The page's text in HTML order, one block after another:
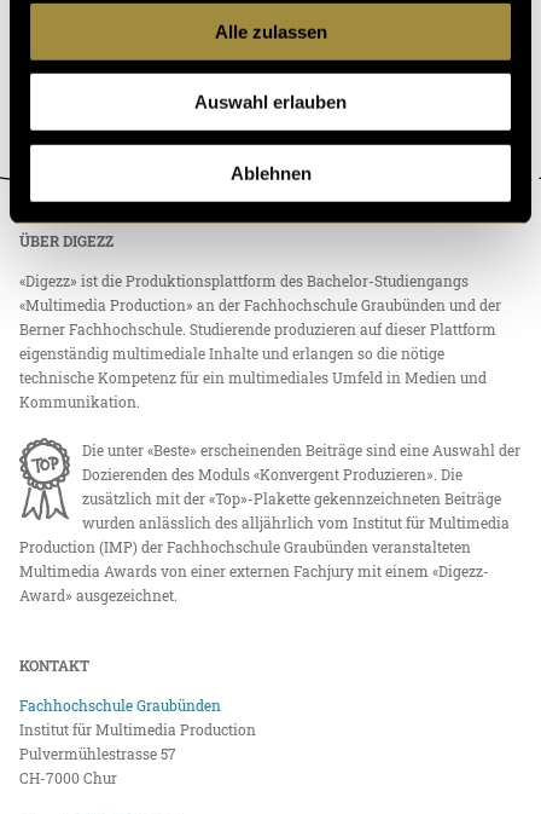
Alle zulassen
Auswahl erlauben
Ablehnen
ÜBER DIGEZZ
«Digezz» ist die Produktionsplattform des Bachelor-Studiengangs
«Multimedia Production» an der Fachhochschule Graubünden und der
Berner Fachhochschule. Studierende produzieren auf dieser Plattform
eigenständig multimediale Inhalte und erlangen so die nötige
technische Kompetenz für ein multimediales Umfeld in Medien und
Kommunikation.
Die unter «Beste» erscheinenden Beiträge sind eine Auswahl der
Dozierenden des Moduls «Konvergent Produzieren». Die
zusätzlich mit der «Top»-Plakette gekennzeichneten Beiträge
wurden anlässlich des alljährlich vom Institut für Multimedia
Production (IMP) der Fachhochschule Graubünden veranstalteten
Multimedia Awards von einer externen Fachjury mit einem «Digezz-
Award» ausgezeichnet.
KONTAKT
Fachhochschule Graubünden
Institut für Multimedia Production
Pulvermühlestrasse 57
CH-7000 Chur